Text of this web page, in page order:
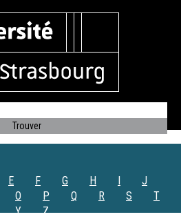
E F G H I
J
O P Q R S
T
Y Z